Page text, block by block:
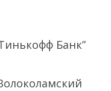
Банк”